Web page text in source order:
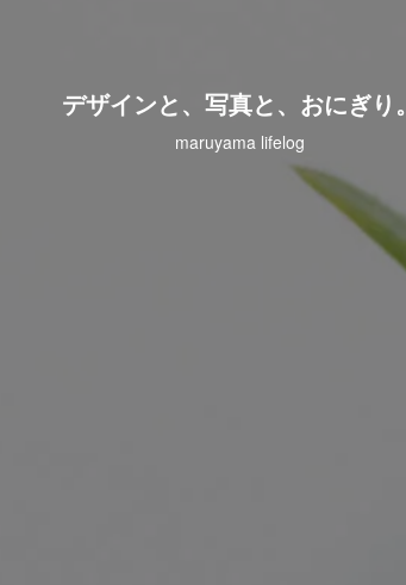
デザインと、写真と、おにぎり。
maruyama lifelog